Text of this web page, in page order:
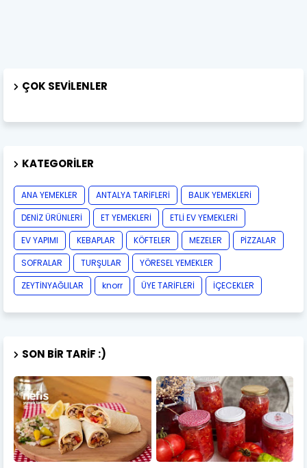
ÇOK SEVILENLER
KATEGORILER
ANA YEMEKLER ANTALYA TARİFLERİ
BALIK YEMEKLERİ
DENİZ ÜRÜNLERİ
ET YEMEKLERİ
ETLİ EV YEMEKLERİ
EV YAPIMI
KEBAPLAR KÖFTELER MEZELER
PİZZALAR
SOFRALAR
TURŞULAR
YÖRESEL YEMEKLER
ZEYTİNYAĞLILAR
knorr ÜYE TARİFLERİ İÇECEKLER
SON BIR TARIF :)